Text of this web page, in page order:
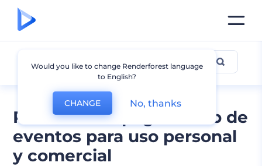
Plantillas de página web de
eventos para uso personal
y comercial
Evento
Would you like to change Renderforest language
to English?
CHANGE No, thanks